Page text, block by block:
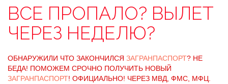
ВСЕ ПРОПАЛО? ВЫЛЕТ
ЧЕРЕЗ НЕДЕЛЮ?
ОБНАРУЖИЛИ ЧТО ЗАКОНЧИЛСЯ ЗАГРАНПАСПОРТ? НЕ
БЕДА! ПОМОЖЕМ СРОЧНО ПОЛУЧИТЬ НОВЫЙ
ЗАГРАНПАСПОРТ! ОФИЦИАЛЬНО! ЧЕРЕЗ МВД, ФМС, МФЦ.